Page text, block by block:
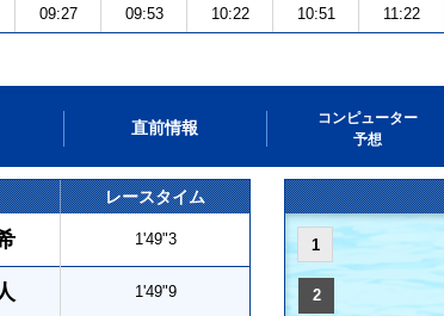
09:27 09:53 10:22 10:51 11:22
直前情報
コンピューター
予想
レースタイム
1'49"3
1'49"9
1
2